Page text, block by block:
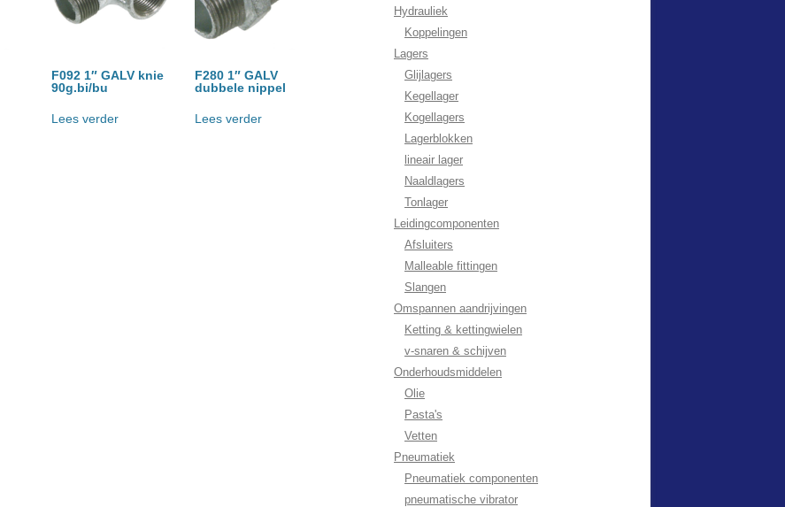
F092 1″ GALV knie
90g.bi/bu
Lees verder
F280 1″ GALV
dubbele nippel
Lees verder
Hydrauliek
Koppelingen
Lagers
Glijlagers
Kegellager
Kogellagers
Lagerblokken
lineair lager
Naaldlagers
Tonlager
Leidingcomponenten
Afsluiters
Malleable fittingen
Slangen
Omspannen aandrijvingen
Ketting & kettingwielen
v-snaren & schijven
Onderhoudsmiddelen
Olie
Pasta's
Vetten
Pneumatiek
Pneumatiek componenten
pneumatische vibrator